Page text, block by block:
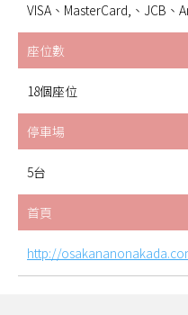
VISA、MasterCard,、JCB、
座位數
18個座位
停車場
5台
首頁
http://